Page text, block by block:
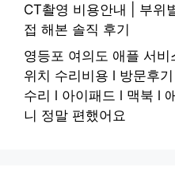
CT촬영 비용안내 | 부위
접 해본 솔직 후기
영등포 여의도 애플 서
위치 수리비용 l 방문후
수리 l 아이패드 l 맥북 l
니 정말 편했어요